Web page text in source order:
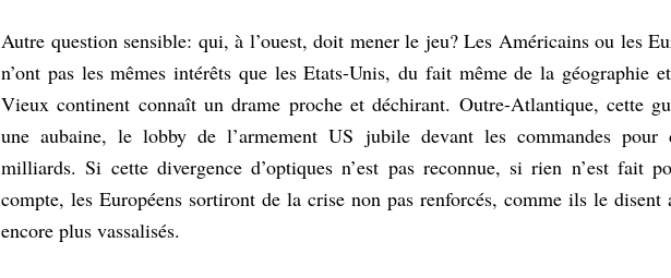
Autre question sensible: qui, à l’ouest, doit mener le jeu? Les Américains ou les
n’ont pas les mêmes intérêts que les Etats-Unis, du fait même de la géographie
Vieux continent connaît un drame proche et déchirant. Outre-Atlantique, cette
une aubaine, le lobby de l’armement US jubile devant les commandes pour
milliards. Si cette divergence d’optiques n’est pas reconnue, si rien n’est fait
compte, les Européens sortiront de la crise non pas renforcés, comme ils le disent
encore plus vassalisés.